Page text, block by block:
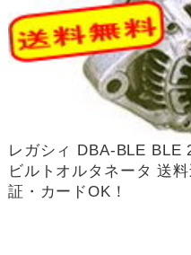
レガシィ DBA-BLE BLE
ビルトオルタネータ 送
証・カードOK！